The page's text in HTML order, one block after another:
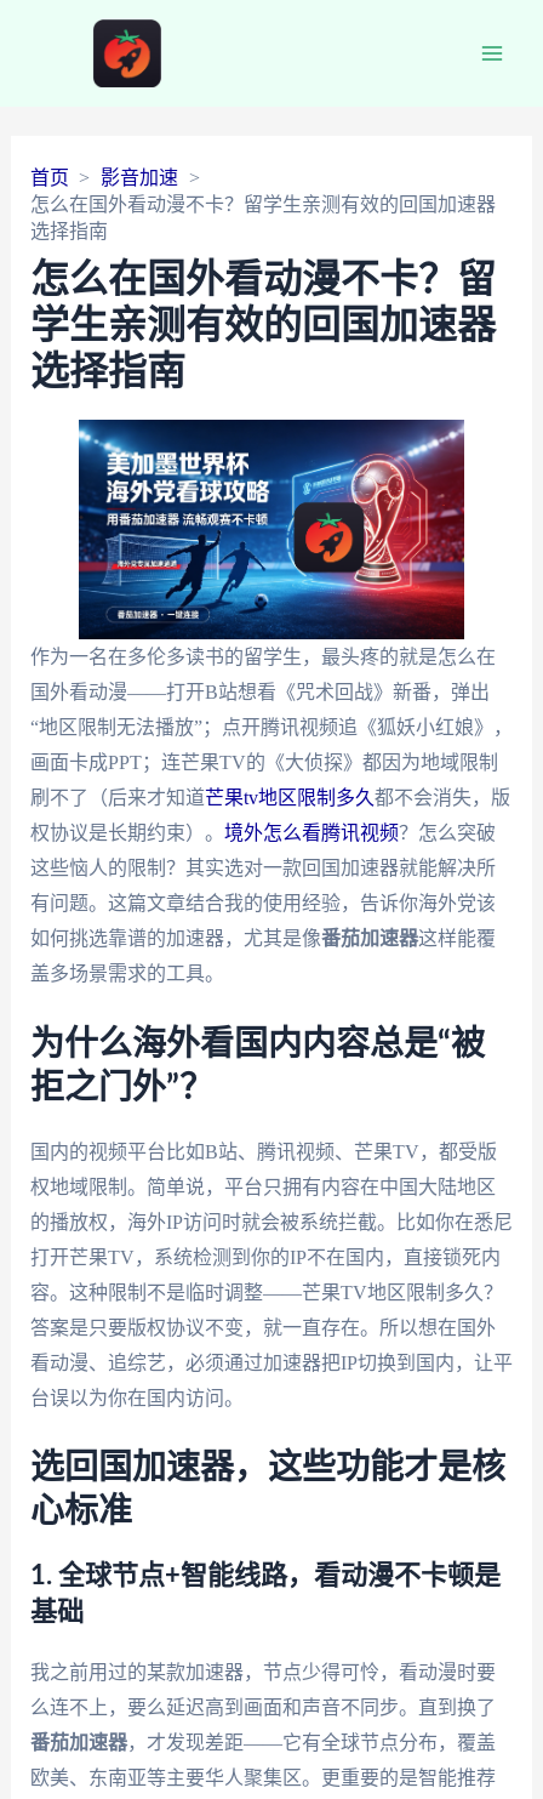
首页
影音加速
怎么在国外看动漫不卡？留学生亲测有效的回国加速器
选择指南
怎么在国外看动漫不卡？留
学生亲测有效的回国加速器
选择指南
作为一名在多伦多读书的留学生，最头疼的就是怎么在
国外看动漫——打开B站想看《咒术回战》新番，弹出
“地区限制无法播放”；点开腾讯视频追《狐妖小红娘》，
画面卡成PPT；连芒果TV的《大侦探》都因为地域限制
刷不了（后来才知道芒果tv地区限制多久都不会消失，版
权协议是长期约束）。 境外怎么看腾讯视频？怎么突破
这些恼人的限制？其实选对一款回国加速器就能解决所
有问题。这篇文章结合我的使用经验，告诉你海外党该
如何挑选靠谱的加速器，尤其是像番茄加速器这样能覆
盖多场景需求的工具。
为什么海外看国内内容总是“被
拒之门外”？
国内的视频平台比如B站、腾讯视频、芒果TV，都受版
权地域限制。简单说，平台只拥有内容在中国大陆地区
的播放权，海外IP访问时就会被系统拦截。比如你在悉尼
打开芒果TV，系统检测到你的IP不在国内，直接锁死内
容。这种限制不是临时调整——芒果TV地区限制多久？
答案是只要版权协议不变，就一直存在。所以想在国外
看动漫、追综艺，必须通过加速器把IP切换到国内，让平
台误以为你在国内访问。
选回国加速器，这些功能才是核
心标准
1. 全球节点+智能线路，看动漫不卡顿是
基础
我之前用过的某款加速器，节点少得可怜，看动漫时要
么连不上，要么延迟高到画面和声音不同步。直到换了
番茄加速器，才发现差距——它有全球节点分布，覆盖
欧美、东南亚等主要华人聚集区。更重要的是智能推荐